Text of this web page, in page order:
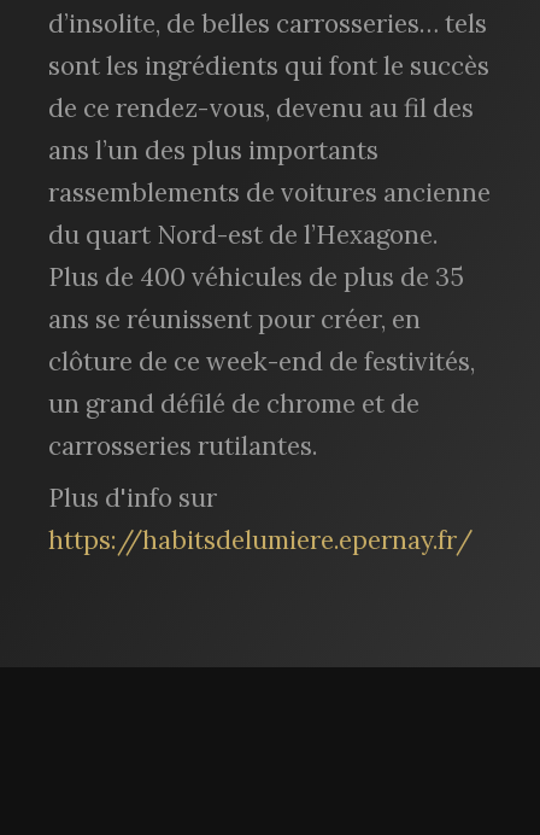
d’insolite, de belles carrosseries… tels
sont les ingrédients qui font le succès
de ce rendez-vous, devenu au fil des
ans l’un des plus importants
rassemblements de voitures ancienne
du quart Nord-est de l’Hexagone.
Plus de 400 véhicules de plus de 35
ans se réunissent pour créer, en
clôture de ce week-end de festivités,
un grand défilé de chrome et de
carrosseries rutilantes.
Plus d'info sur
https://habitsdelumiere.epernay.fr/